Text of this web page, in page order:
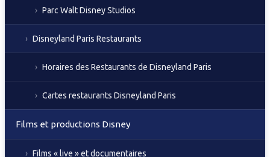
Parc Walt Disney Studios
Disneyland Paris Restaurants
Horaires des Restaurants de Disneyland Paris
Cartes restaurants Disneyland Paris
Films et productions Disney
Films « live » et documentaires